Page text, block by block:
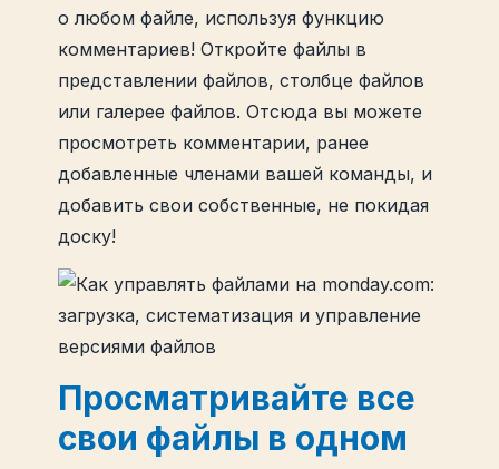
о любом файле, используя функцию
комментариев! Откройте файлы в
представлении файлов, столбце файлов
или галерее файлов. Отсюда вы можете
просмотреть комментарии, ранее
добавленные членами вашей команды, и
добавить свои собственные, не покидая
доску!
Просматривайте все
свои файлы в одном